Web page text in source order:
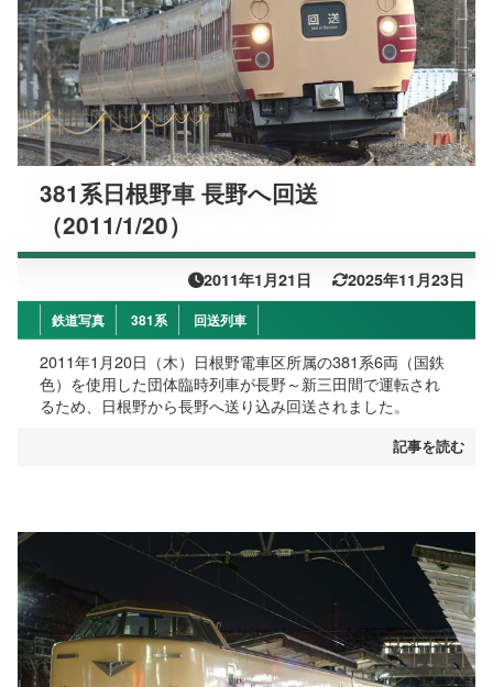
381系日根野車 長野へ回送
（2011/1/20）
2011年1月21日 2025年11月23日
鉄道写真 381系 回送列車
2011年1月20日（木）日根野電車区所属の381系6両（国鉄
色）を使用した団体臨時列車が長野～新三田間で運転され
るため、日根野から長野へ送り込み回送されました。
記事を読む